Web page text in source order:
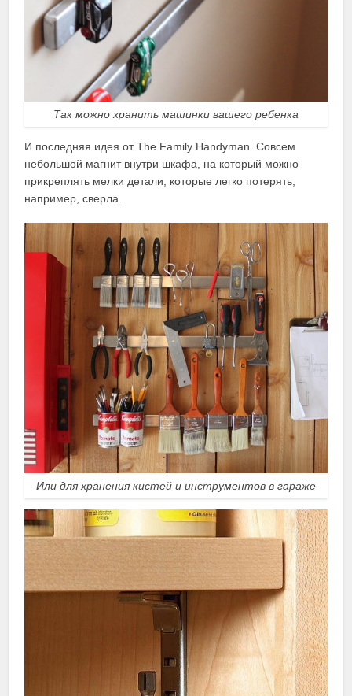
Так можно хранить машинки вашего ребенка
И последняя идея от The Family Handyman. Совсем
небольшой магнит внутри шкафа, на который можно
прикреплять мелки детали, которые легко потерять,
например, сверла.
Или для хранения кистей и инструментов в гараже